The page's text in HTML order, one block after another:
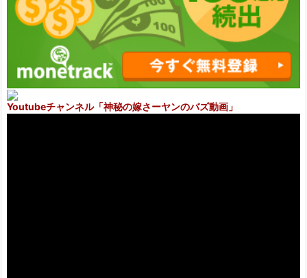
Youtubeチャンネル「神秘の嫁さーヤンのバズ動画」